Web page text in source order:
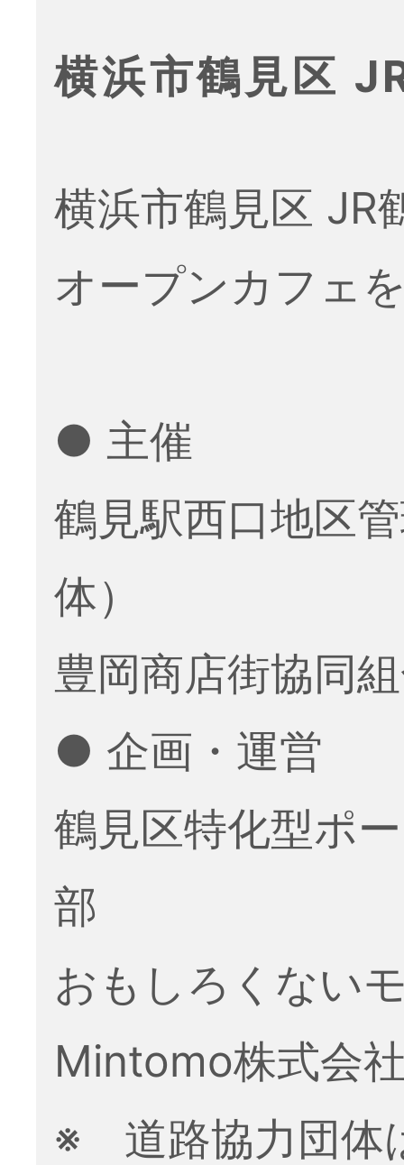
横浜市鶴見区
横浜市鶴見区 JR
オープンカフェ
● 主催
鶴見駅西口地区
体）
豊岡商店街協同
● 企画・運営
鶴見区特化型ポ
部
おもしろくない
Mintomo株式会
※ 道路協力団体